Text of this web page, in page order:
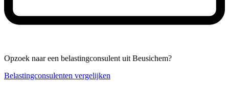
Opzoek naar een belastingconsulent uit Beusichem?
Belastingconsulenten vergelijken